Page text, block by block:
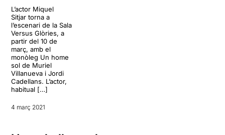
L’actor Miquel
Sitjar torna a
l’escenari de la Sala
Versus Glòries, a
partir del 10 de
març, amb el
monòleg Un home
sol de Muriel
Villanueva i Jordi
Cadellans. L’actor,
habitual […]
4 març 2021